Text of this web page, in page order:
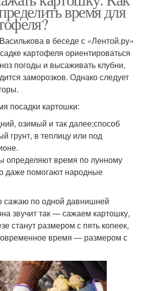
время для
в беседе с «Лентой.ру»
картофеля ориентироваться
погоды и высаживать клубни,
заморозков. Однако следует
посадки картошки:
озимый и так далее;способ
грунт, в теплицу или под
определяют время по лунному
даже помогают народные
сажаю по одной давнишней
звучит так — сажаем картошку,
станут размером с пять копеек,
время — размером с